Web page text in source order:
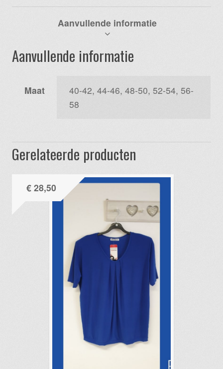
aantal
Aanvullende informatie
Aanvullende informatie
Maat
40-42, 44-46, 48-50, 52-54, 56-
58
Gerelateerde producten
€28,50